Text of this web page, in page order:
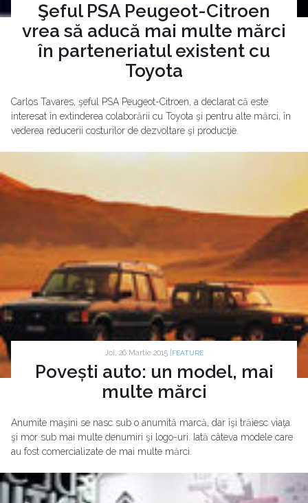
Şeful PSA Peugeot-Citroen
vrea să aducă mai multe mărci
în parteneriatul existent cu
Toyota
Carlos Tavares, şeful PSA Peugeot-Citroen, a declarat că este
interesat în extinderea colaborării cu Toyota şi pentru alte mărci, în
vederea reducerii costurilor de dezvoltare şi producţie.
Joi, 26 Martie 2015 | FEATURE
Povești auto: un model, mai
multe mărci
Anumite maşini se nasc sub o anumită marcă, dar îşi trăiesc viaţa
şi mor sub mai multe denumiri şi logo-uri. Iată câteva modele care
au fost comercializate de mai multe mărci.